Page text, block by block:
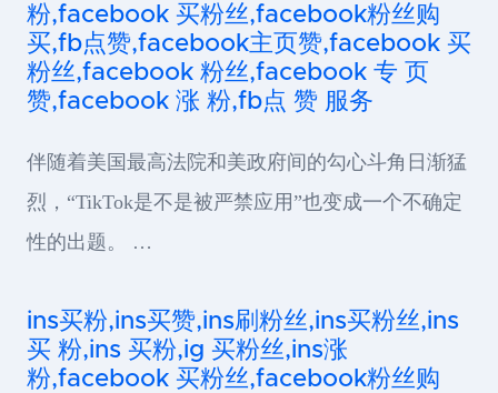
粉,facebook 买粉丝,facebook粉丝购
买,fb点赞,facebook主页赞,facebook 买
粉丝,facebook 粉丝,facebook 专 页
赞,facebook 涨 粉,fb点 赞 服务
伴随着美国最高法院和美政府间的勾心斗角日渐猛
烈，“TikTok是不是被严禁应用”也变成一个不确定
性的出题。 …
ins买粉,ins买赞,ins刷粉丝,ins买粉丝,ins
买 粉,ins 买粉,ig 买粉丝,ins涨
粉,facebook 买粉丝,facebook粉丝购